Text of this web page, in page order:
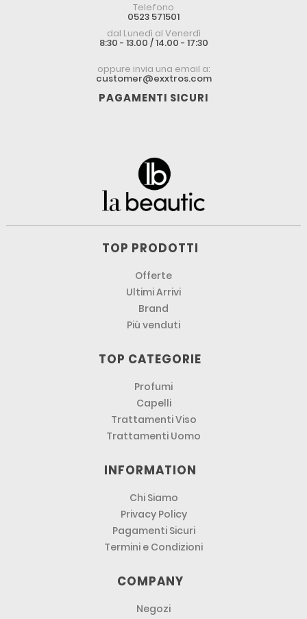
Telefono
0523 571501
dal Lunedì al Venerdì
8:30 - 13.00 / 14.00 - 17:30
oppure invia una email a:
customer@exxtros.com
PAGAMENTI SICURI
TOP PRODOTTI
Offerte
Ultimi Arrivi
Brand
Più venduti
TOP CATEGORIE
Profumi
Capelli
Trattamenti Viso
Trattamenti Uomo
INFORMATION
Chi Siamo
Privacy Policy
Pagamenti Sicuri
Termini e Condizioni
COMPANY
Negozi